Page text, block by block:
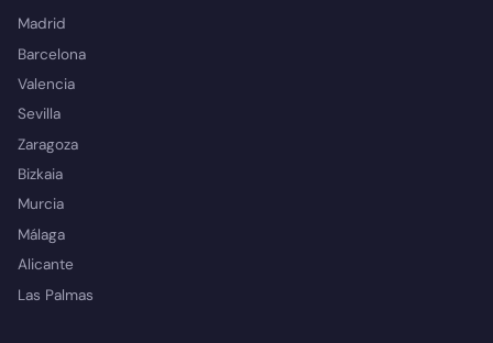
Madrid
Barcelona
Valencia
Sevilla
Zaragoza
Bizkaia
Murcia
Málaga
Alicante
Las Palmas